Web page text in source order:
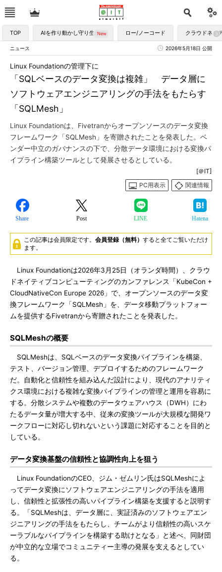
TOP AIを作り動かし守り生かす ロー/ノーコード クラウドネイ
ニュース 2026年5月18日 公開
「SQLベースのデータ変換は複雑」 データ層に
ソフトウェアエンジニアリングの手法をもたらす
「SQLMesh」
Linux Foundationの管理下に
Linux Foundationは、Fivetranからオープンソースのデータ変換
フレームワーク「SQLMesh」を寄贈されたことを発表した。ベ
ンダー中立のガバナンスの下で、分散データ環境における変換パ
イプライン構築ツールとして発展させるとしている。
[＠IT]
PC用表示
関連情報
Share Post LINE Hatena
この記事は会員限定です。 会員登録（無料） すると全てご覧いただけ
ます。
Linux Foundationは2026年3月25日（オランダ時間）、クラウ
ドネイティブコンピューティングのカンファレンス「KubeCon +
CloudNativeCon Europe 2026」で、オープンソースのデータ変
換フレームワーク「SQLMesh」を、データ移動プラットフォー
ムを提供するFivetranから寄贈されたことを発表した。
SQLMeshの概要
SQLMeshは、SQLベースのデータ変換パイプラインを構築、
テスト、バージョン管理、デプロイするためのフレームワーク
だ。自動化と信頼性を組み込んだ設計により、現代のアナリティ
クス環境における複雑な変換パイプラインの管理と運用を容易に
する。分散システムや複数のデータウェアハウス（DWH）にわ
たるデータ量が増大する中、従来の変換ツールが大規模な開発ワ
ークフローに対応し切れないという課題に対応することを目的と
している。
データ変換基盤の信頼性と協調性向上を狙う
Linux FoundationのCEO、ジム・ゼムリン氏はSQLMeshによ
ってデータ変換にソフトウェアエンジニアリングの手法を適用
し、信頼性と拡張性の高いパイプライン構築を支援すると説明す
る。「SQLMeshは、データ層に、実証済みのソフトウェアエン
ジニアリングの手法をもたらし、チームがより信頼性の高いスケ
ーラブルなパイプラインを構築する助けとなる」と述べ、同財団
が中立的な立場でコミュニティー主導の発展を支えるとしてい
る。